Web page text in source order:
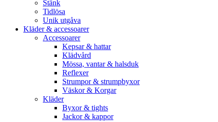
Stänk
Tidlösa
Unik utgåva
Kläder & accessoarer
Accessoarer
Kepsar & hattar
Klädvård
Mössa, vantar & halsduk
Reflexer
Strumpor & strumpbyxor
Väskor & Korgar
Kläder
Byxor & tights
Jackor & kappor